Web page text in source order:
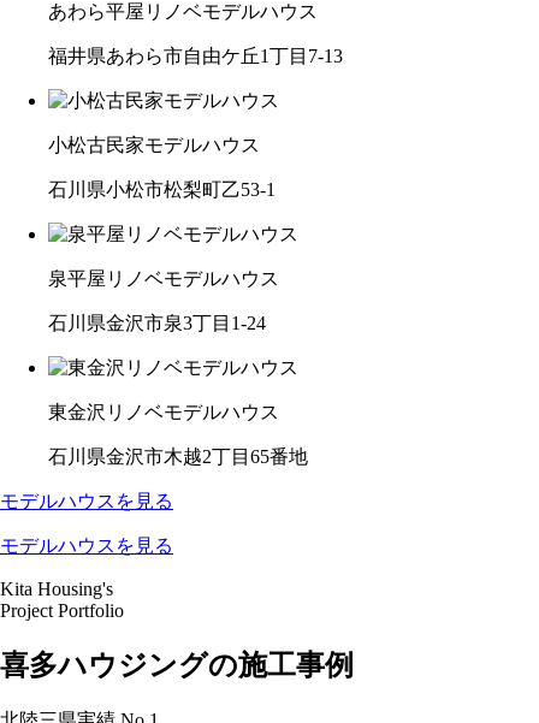
あわら平屋リノベモデルハウス
福井県あわら市自由ケ丘1丁目7-13
小松古民家モデルハウス
石川県小松市松梨町乙53-1
泉平屋リノベモデルハウス
石川県金沢市泉3丁目1-24
東金沢リノベモデルハウス
石川県金沢市木越2丁目65番地
モデルハウスを見る
モデルハウスを見る
Kita Housing's
Project Portfolio
喜多ハウジングの施工事例